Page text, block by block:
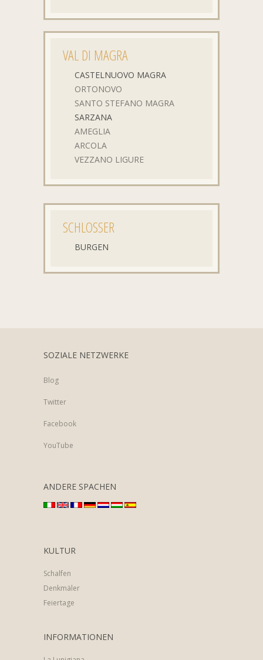
VAL DI MAGRA
CASTELNUOVO MAGRA
ORTONOVO
SANTO STEFANO MAGRA
SARZANA
AMEGLIA
ARCOLA
VEZZANO LIGURE
SCHLOSSER
BURGEN
SOZIALE NETZWERKE
Blog
Twitter
Facebook
YouTube
ANDERE SPACHEN
KULTUR
Schalfen
Denkmäler
Feiertage
INFORMATIONEN